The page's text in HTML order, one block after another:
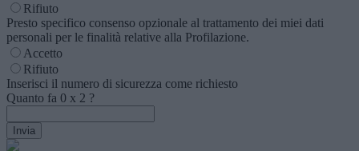
Rifiuto
Presto specifico consenso opzionale al trattamento dei miei dati
personali per le finalità relative alla Profilazione.
Accetto
Rifiuto
Inserisci il numero di sicurezza come richiesto
Quanto fa 0 x 2 ?